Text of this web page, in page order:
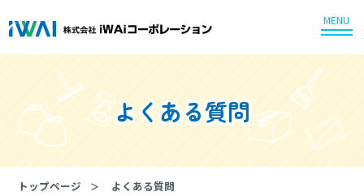
MENU
よくある質問
トップページ よくある質問